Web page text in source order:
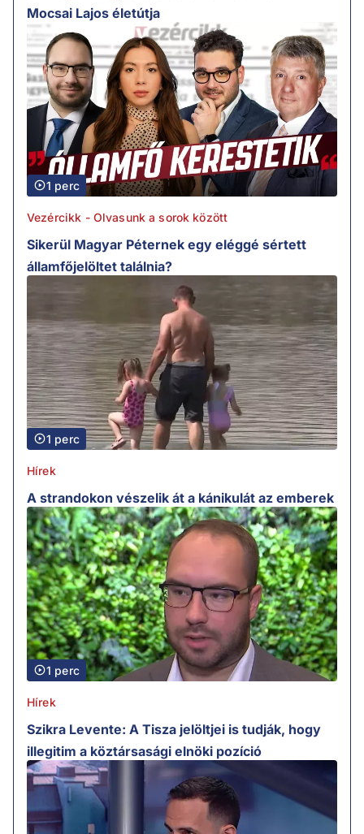
Mocsai Lajos életútja
1 perc
Vezércikk - Olvasunk a sorok között
Sikerül Magyar Péternek egy eléggé sértett
államfőjelöltet találnia?
1 perc
Hírek
A strandokon vészelik át a kánikulát az emberek
1 perc
Hírek
Szikra Levente: A Tisza jelöltjei is tudják, hogy
illegitim a köztársasági elnöki pozíció